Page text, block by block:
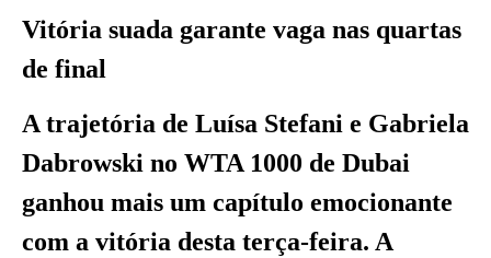
Vitória suada garante vaga nas quartas
de final
A trajetória de Luísa Stefani e Gabriela
Dabrowski no WTA 1000 de Dubai
ganhou mais um capítulo emocionante
com a vitória desta terça-feira. A